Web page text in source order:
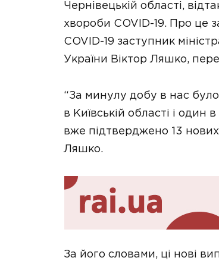
Чернівецькій області,
хвороби COVID-19. Про це
COVID-19 заступник
України Віктор Ляшко,
“За минулу добу в нас було
в Київській області і один
вже підтверджено 13 нових
Ляшко.
За його словами, ці нові